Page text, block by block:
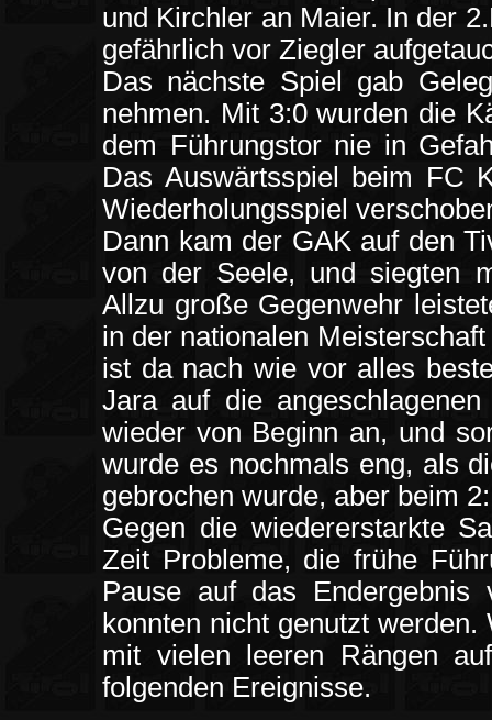
und Kirchler an Maier. In der
gefährlich vor Ziegler
Das nächste Spiel gab
nehmen. Mit 3:0 wurden die
dem Führungstor nie in
Das Auswärtsspiel beim FC
Wiederholungsspiel
Dann kam der GAK auf den
von der Seele, und siegten
Allzu große Gegenwehr
in der nationalen
ist da nach wie vor alles
Jara auf die
wieder von Beginn an, und
wurde es nochmals eng, als
gebrochen wurde, aber beim
Gegen die wiedererstarkte
Zeit Probleme, die frühe
Pause auf das Endergebnis
konnten nicht genutzt
mit vielen leeren Rängen
folgenden Ereignisse.